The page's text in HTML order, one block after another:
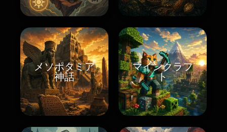
メソポタミア
神話
マインクラフ
ト